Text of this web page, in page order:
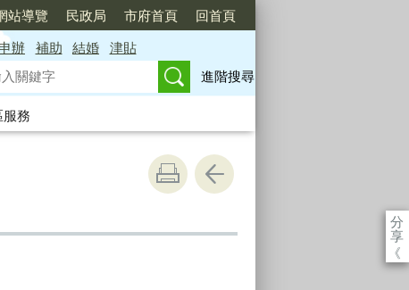
站導覽 民政局 市府首頁 回首頁
辦 補助 結婚
津貼
進階搜尋
服務
分
享
《